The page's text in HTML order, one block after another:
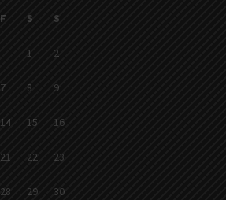
F S S
1 2
7 8 9
14 15 16
21 22 23
28 29 30